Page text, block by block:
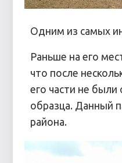
Одним из самых
Раньше на его
что после
его части не
образца. Данный
района.